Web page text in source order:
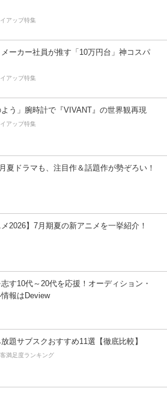
アップ特集
メーカー社員が推す「10万円台」神コスパ
アップ特集
よう」腕時計で『VIVANT』の世界観再現
アップ特集
夏ドラマも、注目作＆話題作が勢ぞろい！
メ2026】7月期夏の新アニメを一挙紹介！
す10代～20代を応援！オーディション・
報はDeview
題サブスクおすすめ11選【徹底比較】
満足度ランキング